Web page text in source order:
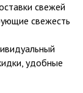
свежей
свежесть
удобные